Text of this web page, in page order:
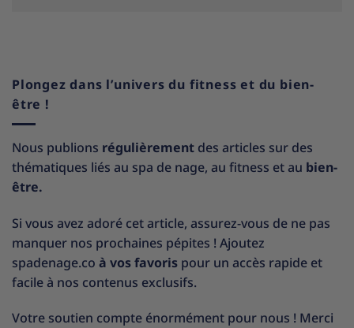
Plongez dans l’univers du fitness et du bien-
être !
Nous publions régulièrement des articles sur des
thématiques liés au spa de nage, au fitness et au bien-
être.
Si vous avez adoré cet article, assurez-vous de ne pas
manquer nos prochaines pépites ! Ajoutez
spadenage.co à vos favoris pour un accès rapide et
facile à nos contenus exclusifs.
Votre soutien compte énormément pour nous ! Merci